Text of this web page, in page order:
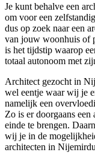
Je kunt behalve een
om voor een
dus op zoek naar een
van jouw woonhuis of
is het tijdstip waarop
totaal autonoom met
Architect gezocht in
wel eentje waar wij je
namelijk een
Zo is er doorgaans
einde te brengen.
wij je in de
architecten in